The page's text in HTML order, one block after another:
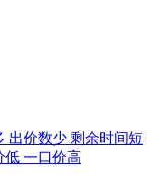
出价数少 剩余时间短
低 一口价高